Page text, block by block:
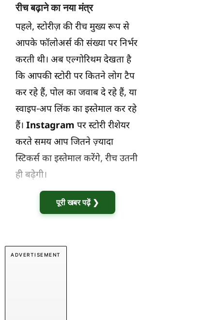
रीच बढ़ाने का नया मंत्र
पहले, स्टोरीज़ की रीच मुख्य रूप से
आपके फॉलोअर्स की संख्या पर निर्भर
करती थी। अब एल्गोरिथम देखता है
कि आपकी स्टोरी पर कितने लोग टैप
कर रहे हैं, पोल का जवाब दे रहे हैं, या
स्वाइप-अप लिंक का इस्तेमाल कर रहे
हैं। Instagram पर स्टोरी रीशेयर
करते समय आप जितने ज़्यादा
स्टिकर्स का इस्तेमाल करेंगे, रीच उतनी
ही बढ़ेगी।
पूरी खबर पढ़ें ❯
ADVERTISEMENT